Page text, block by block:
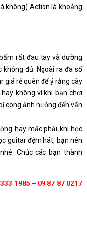
không( Action là khoảng
rất đau tay và dường
đủ. Ngoài ra đa số
giá rẻ quên để ý rằng cây
không vì khi bạn chơi
cong ảnh hưởng đến vấn
hay mắc phải khi học
guitar đệm hát, bạn nên
Chúc các bạn thành
1985 – 09 87 87 0217